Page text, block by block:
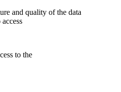
and quality of the data
to the